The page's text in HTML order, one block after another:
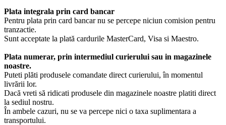
Plata integrala prin card bancar
Pentru plata prin card bancar nu se percepe niciun comision pentru
tranzactie.
Sunt acceptate la plată cardurile MasterCard, Visa si Maestro.
Plata numerar, prin intermediul curierului sau in magazinele
noastre.
Puteti plăti produsele comandate direct curierului, în momentul
livrării lor.
Dacă vreti să ridicati produsele din magazinele noastre platiti direct
la sediul nostru.
În ambele cazuri, nu se va percepe nici o taxa suplimentara a
transportului.